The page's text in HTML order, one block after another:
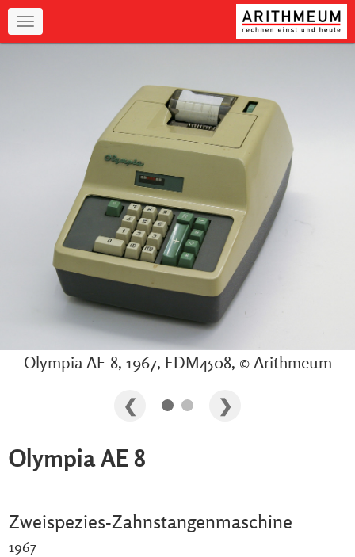
Navigation
Olympia AE 8, 1967, FDM4508, © Arithmeum
Olympia AE 8
Zweispezies-Zahnstangenmaschine
1967